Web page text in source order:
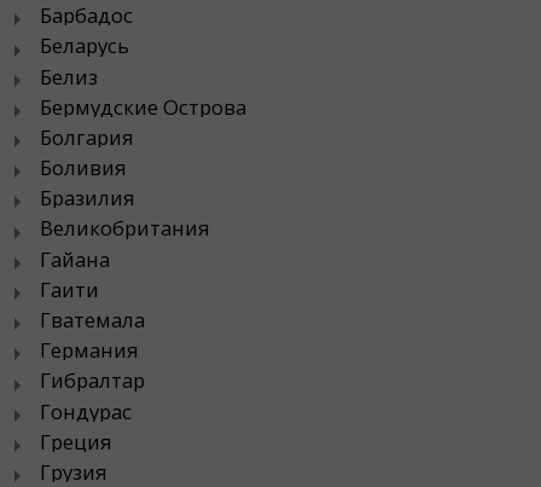
Барбадос
Беларусь
Белиз
Бермудские Острова
Болгария
Боливия
Бразилия
Великобритания
Гайана
Гаити
Гватемала
Германия
Гибралтар
Гондурас
Греция
Грузия